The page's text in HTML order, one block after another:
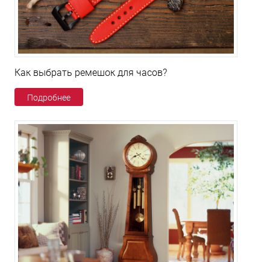
Как выбрать ремешок для часов?
Подробнее